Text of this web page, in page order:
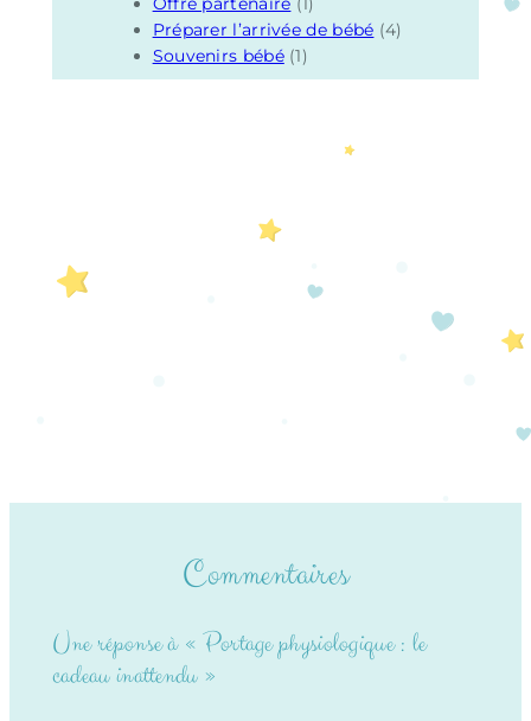
Préparer l’arrivée de bébé (4)
Souvenirs bébé(1)
Commentaires
Une réponse à « Portage physiologique : le
cadeau inattendu »